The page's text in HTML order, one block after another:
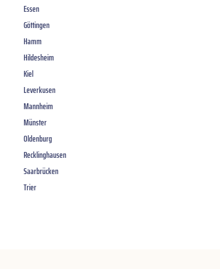
Essen
Göttingen
Hamm
Hildesheim
Kiel
Leverkusen
Mannheim
Münster
Oldenburg
Recklinghausen
Saarbrücken
Trier